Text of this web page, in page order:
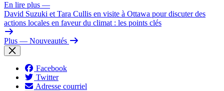
En lire plus —
David Suzuki et Tara Cullis en visite à Ottawa pour discuter des
actions locales en faveur du climat : les points clés
Plus — Nouveautés
Facebook
Twitter
Adresse courriel